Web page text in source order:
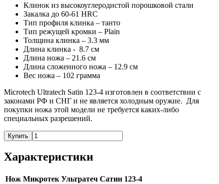
Клинок из высокоуглеродистой порошковой стали
Закалка до 60-61 HRC
Тип профиля клинка – танто
Тип режущей кромки – Plain
Толщина клинка – 3.3 мм
Длина клинка - 8.7 см
Длина ножа – 21.6 см
Длина сложенного ножа – 12.9 см
Вес ножа – 102 грамма
Microtech Ultratech Satin 123-4 изготовлен в соответствии с
законами РФ и СНГ и не является холодным оружие. Для
покупки ножа этой модели не требуется каких-либо
специальных разрешений.
Купить
Характеристики
Нож Микротек Ультратеч Сатин 123-4